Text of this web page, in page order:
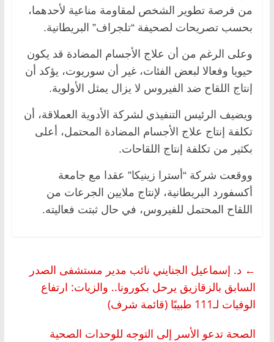
من فرصة تطوير الشخص لمقاومة مناعية لأحدهما،
بحسب تصريحات لصحيفة “تلجراف” البريطانية.
وعلى الرغم من أن علاج الأجسام المضادة قد يكون
حيويا وفعالا لبعض الفئات، غير أن سوريوت، يؤكد أن
إنتاج اللقاح ضد الفيروس لا يزال يمثل الأولوية.
ويضيف الرئيس التنفيذي لشركة الأدوية العملاقة، أن
تكلفة إنتاج علاج الأجسام المضادة المحتمل، أعلى
بكثير من تكلفة إنتاج اللقاحات.
ووقعت شركة “أسترا زينيكا” عقدا مع جامعة
أكسفورد البريطانية، لإنتاج ملايين الجرعات من
اللقاح المحتمل للفيروس، في حال ثبتت فعاليته.
← د. إسماعيل الجنايني نائب مدير مستشفى الصدر
السابق بالزقازيق يرحل بكورونا.. والزيات: ارتفاع
الوفيات لـ111 طبيبًا (قائمة شرف)
الصحة تدعو الأسر إلى التوجه للوحدات الصحية